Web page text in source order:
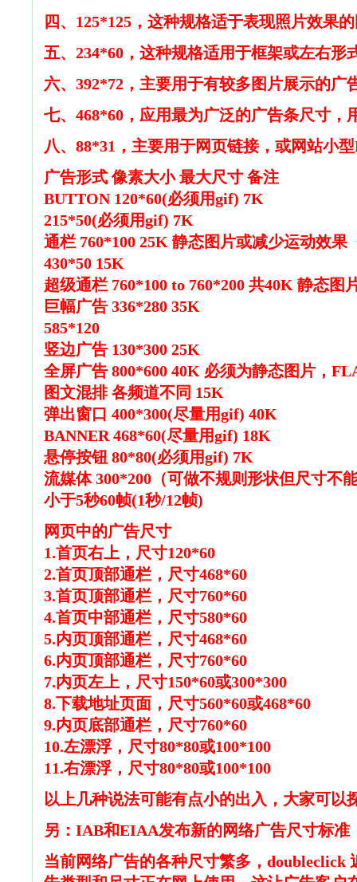
四、125*125，这种规格适于表现照片效果
五、234*60，这种规格适用于框架或左右形
六、392*72，主要用于有较多图片展示的广
七、468*60，应用最为广泛的广告条尺寸，
八、88*31，主要用于网页链接，或网站小
广告形式 像素大小 最大尺寸 备注
BUTTON 120*60(必须用gif) 7K
215*50(必须用gif) 7K
通栏 760*100 25K 静态图片或减少运动效果
430*50 15K
超级通栏 760*100 to 760*200 共40K 静态图
巨幅广告 336*280 35K
585*120
竖边广告 130*300 25K
全屏广告 800*600 40K 必须为静态图片，
图文混排 各频道不同 15K
弹出窗口 400*300(尽量用gif) 40K
BANNER 468*60(尽量用gif) 18K
悬停按钮 80*80(必须用gif) 7K
流媒体 300*200（可做不规则形状但尺寸不
小于5秒60帧(1秒/12帧)
网页中的广告尺寸
1.首页右上，尺寸120*60
2.首页顶部通栏，尺寸468*60
3.首页顶部通栏，尺寸760*60
4.首页中部通栏，尺寸580*60
5.内页顶部通栏，尺寸468*60
6.内页顶部通栏，尺寸760*60
7.内页左上，尺寸150*60或300*300
8.下载地址页面，尺寸560*60或468*60
9.内页底部通栏，尺寸760*60
10.左漂浮，尺寸80*80或100*100
11.右漂浮，尺寸80*80或100*100
以上几种说法可能有点小的出入，大家可以
另：IAB和EIAA发布新的网络广告尺寸标准
当前网络广告的各种尺寸繁多，doubleclick